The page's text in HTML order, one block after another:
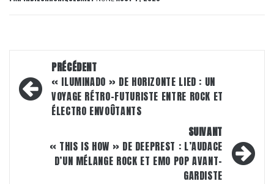
Navigation
d’article
PRÉCÉDENT
« ILUMINADO » DE HORIZONTE LIED : UN
VOYAGE RÉTRO-FUTURISTE ENTRE ROCK ET
ÉLECTRO ENVOÛTANTS
SUIVANT
« THIS IS HOW » DE DEEPREST : L’AUDACE
D’UN MÉLANGE ROCK ET EMO POP AVANT-
GARDISTE